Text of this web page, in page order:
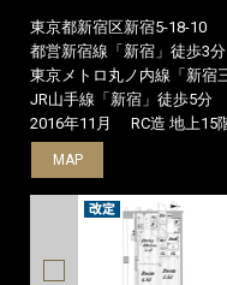
東京都新宿区新宿5-18-10
都営新宿線「新宿」徒歩3分
東京メトロ丸ノ内線「新宿
JR山手線「新宿」徒歩5分
2016年11月
RC造 地上15
MAP